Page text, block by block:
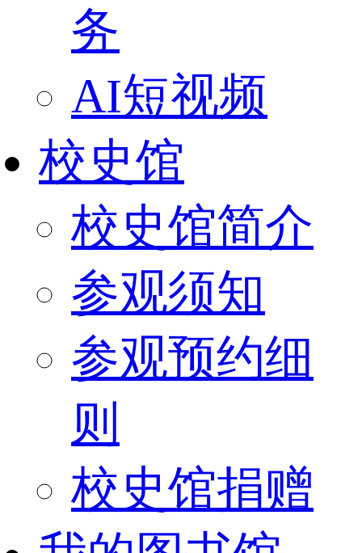
务
AI短视频
校史馆
校史馆简介
参观须知
参观预约细
则
校史馆捐赠